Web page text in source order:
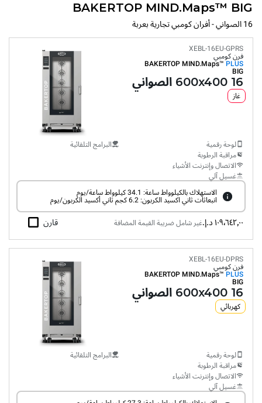
BAKERTOP MIND.Maps™ BIG
16 الصواني - أفران كومبي تجارية بعربة
XEBL-16EU-GPRS
فرن كومبي
BAKERTOP MIND.Maps™ PLUS
BIG
16 600x400 الصواني
غاز
لوحة رقمية
مراقبة الرطوبة
الاتصال وإنترنت الأشياء
غسيل آلي
البرامج التلقائية
الاستهلاك بالكيلوواط ساعة: 34.1 كيلوواط ساعة/يوم
انبعاثات ثاني اكسيد الكربون: 6.2 كجم ثاني أكسيد الكربون/يوم
١٠٩٬٦٤٢٫٠٠ د.إ.‏ غير شامل ضريبة القيمة المضافة قارن
XEBL-16EU-DPRS
فرن كومبي
BAKERTOP MIND.Maps™ PLUS
BIG
16 600x400 الصواني
كهربائي
لوحة رقمية
مراقبة الرطوبة
الاتصال وإنترنت الأشياء
غسيل آلي
البرامج التلقائية